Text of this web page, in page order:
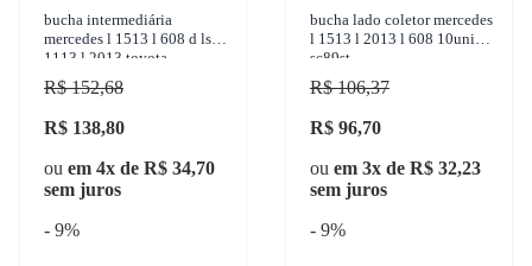
bucha intermediária
mercedes l 1513 l 608 d ls
1113 l 2013 toyota
bandeirante 1950-2001
sulcarbon - sc090-std
R$ 152,68
R$ 138,80
ou em 4x de R$ 34,70
sem juros
- 9%
bucha lado coletor mercedes
l 1513 l 2013 l 608 10uni
sc89st
R$ 106,37
R$ 96,70
ou em 3x de R$ 32,23
sem juros
- 9%